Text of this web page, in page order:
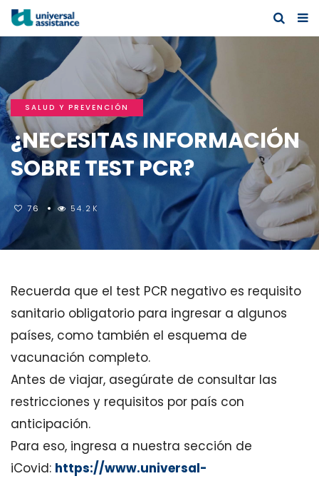
SALUD Y PREVENCIÓN
¿NECESITAS INFORMACIÓN
SOBRE TEST PCR?
76 54.2K
Recuerda que el test PCR negativo es requisito
sanitario obligatorio para ingresar a algunos
países, como también el esquema de
vacunación completo.
Antes de viajar, asegúrate de consultar las
restricciones y requisitos por país con
anticipación.
Para eso, ingresa a nuestra sección de
iCovid: https://www.universal-